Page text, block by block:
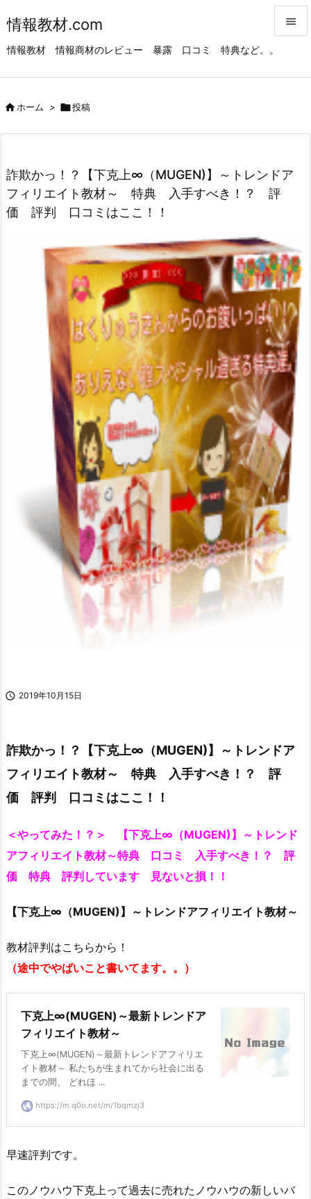
情報教材.com
情報教材 情報商材のレビュー 暴露 口コミ 特典など。。

前へ
次へ
ホーム > 投稿
詐欺かっ！？【下克上∞（MUGEN)】～トレンドア
フィリエイト教材～ 特典 入手すべき！？ 評
価 評判 口コミはここ！！
 2019年10月15日
詐欺かっ！？【下克上∞（MUGEN)】～トレンドア
フィリエイト教材～ 特典 入手すべき！？ 評
価 評判 口コミはここ！！
＜やってみた！？＞ 【下克上∞（MUGEN)】～トレンド
アフィリエイト教材～特典 口コミ 入手すべき！？ 評
価 特典 評判しています 見ないと損！！
【下克上∞（MUGEN)】～トレンドアフィリエイト教材～
教材評判はこちらから！
（途中でやばいこと書いてます。。）
下克上∞(MUGEN)～最新トレンドア
フィリエイト教材～
下克上∞(MUGEN)～最新トレンドアフィリエ
イト教材～ 私たちが生まれてから社会に出る
までの間、 どれほ ...
https://m.q0o.net/m/1bqmzj3
早速評判です。
このノウハウ下克上って過去に売れたノウハウの新しいバ